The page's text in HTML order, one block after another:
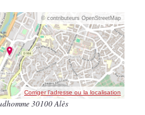
© contributeurs OpenStreetMap
Corriger l’adresse ou la localisation
30100 Alès